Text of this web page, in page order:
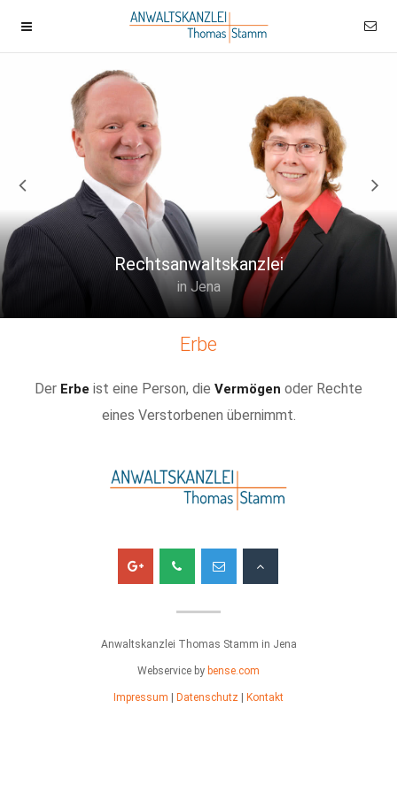
Rechtsanwaltskanzlei
in Jena
Erbe
Der Erbe ist eine Person, die Vermögen oder Rechte
eines Verstorbenen übernimmt.
Anwaltskanzlei Thomas Stamm in Jena
Webservice by bense.com
Impressum | Datenschutz | Kontakt